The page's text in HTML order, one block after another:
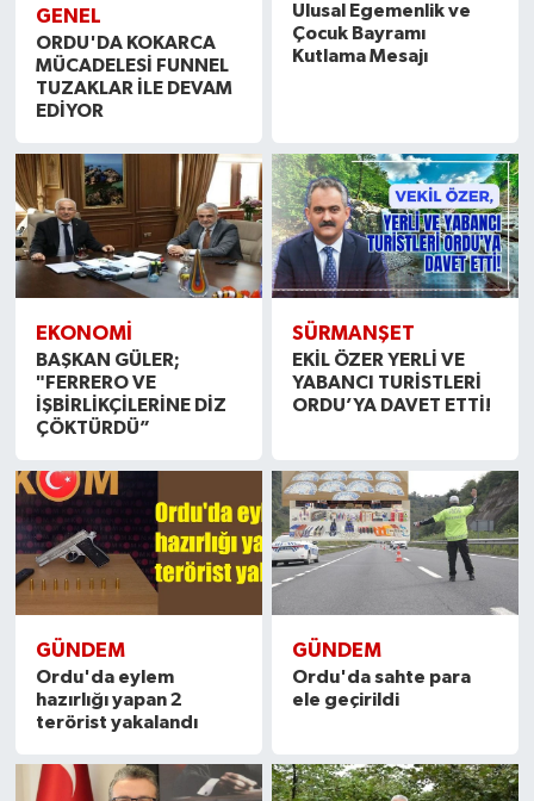
GENEL
ORDU'DA KOKARCA
MÜCADELESİ FUNNEL
TUZAKLAR İLE DEVAM
EDİYOR
Ulusal Egemenlik ve
Çocuk Bayramı
Kutlama Mesajı
EKONOMİ
BAŞKAN GÜLER;
"FERRERO VE
İŞBİRLİKÇİLERİNE DİZ
ÇÖKTÜRDÜ”
SÜRMANŞET
EKİL ÖZER YERLİ VE
YABANCI TURİSTLERİ
ORDU’YA DAVET ETTİ!
GÜNDEM
Ordu'da eylem
hazırlığı yapan 2
terörist yakalandı
GÜNDEM
Ordu'da sahte para
ele geçirildi